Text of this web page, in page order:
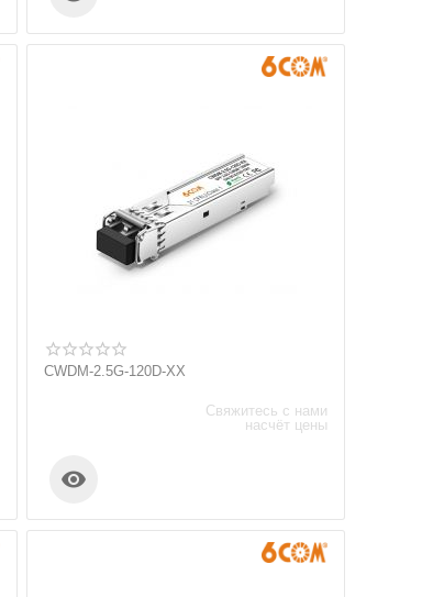
CWDM-2.5G-120D-XX
Свяжитесь с нами
насчёт цены
